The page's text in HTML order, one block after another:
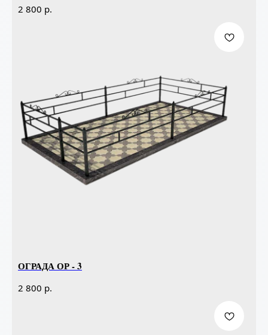
2 800 р.
ОГРАДА ОР - 3
2 800 р.